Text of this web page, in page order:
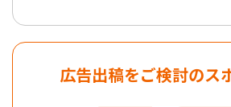
広告出稿をご検討のス